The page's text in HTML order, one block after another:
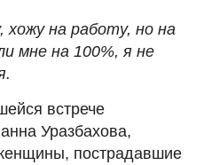
хожу на работу, но на
мне на 100%, я не
встрече
Уразбахова,
пострадавшие